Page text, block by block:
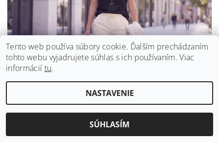
Tento web používa súbory cookie. Ďalším prechádzaním
tohto webu vyjadrujete súhlas s ich používaním. Viac
informácií tu.
NASTAVENIE
SÚHLASÍM